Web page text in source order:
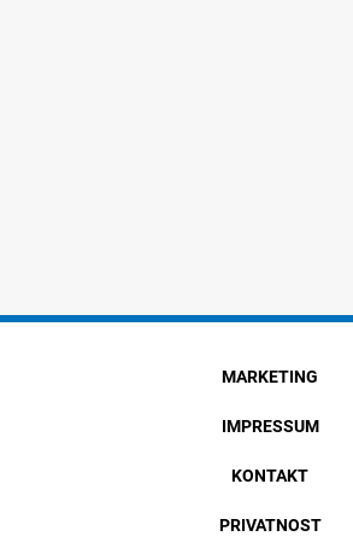
MARKETING
IMPRESSUM
KONTAKT
PRIVATNOST